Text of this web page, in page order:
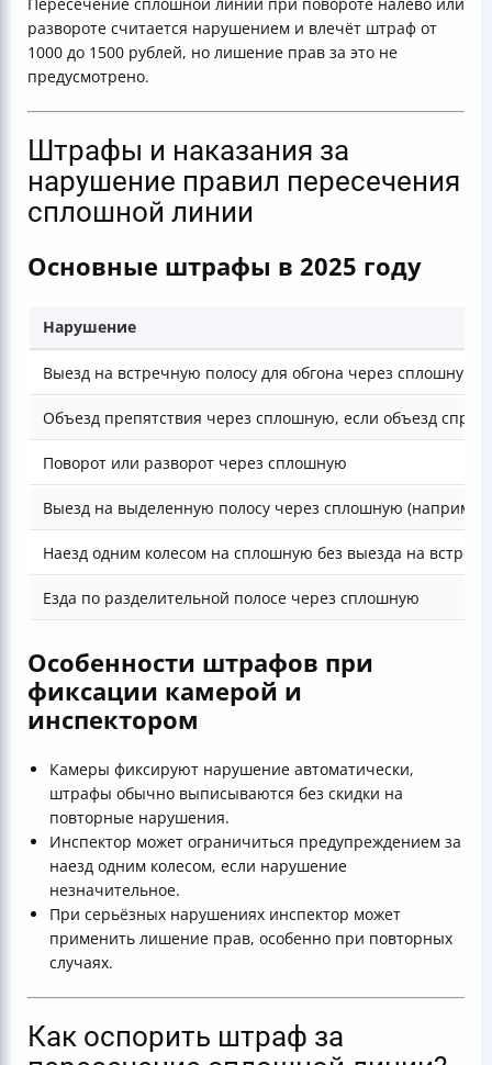
Пересечение сплошной линии при повороте налево или
развороте считается нарушением и влечёт штраф от
1000 до 1500 рублей, но лишение прав за это не
предусмотрено.
Штрафы и наказания за
нарушение правил пересечения
сплошной линии
Основные штрафы в 2025 году
Нарушение
Выезд на встречную полосу для обгона через сплошную
Объезд препятствия через сплошную, если объезд
Поворот или разворот через сплошную
Выезд на выделенную полосу через сплошную
Наезд одним колесом на сплошную без выезда на
Езда по разделительной полосе через сплошную
Особенности штрафов при
фиксации камерой и
инспектором
Камеры фиксируют нарушение автоматически,
штрафы обычно выписываются без скидки на
повторные нарушения.
Инспектор может ограничиться предупреждением за
наезд одним колесом, если нарушение
незначительное.
При серьёзных нарушениях инспектор может
применить лишение прав, особенно при повторных
случаях.
Как оспорить штраф за